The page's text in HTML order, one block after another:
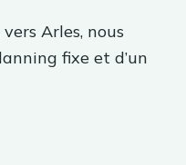
Arles, nous
fixe et d’un